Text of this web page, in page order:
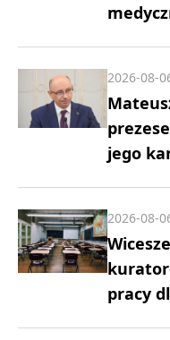
jego
2026-08-
pracy
2026-08-